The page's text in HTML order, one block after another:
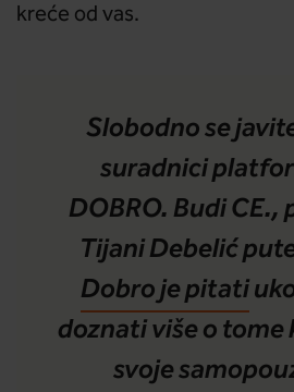
kreće od vas.
Slobodno se
suradnici
DOBRO. Budi
Tijani Debelić
Dobro je pitati
doznati više o
svoje